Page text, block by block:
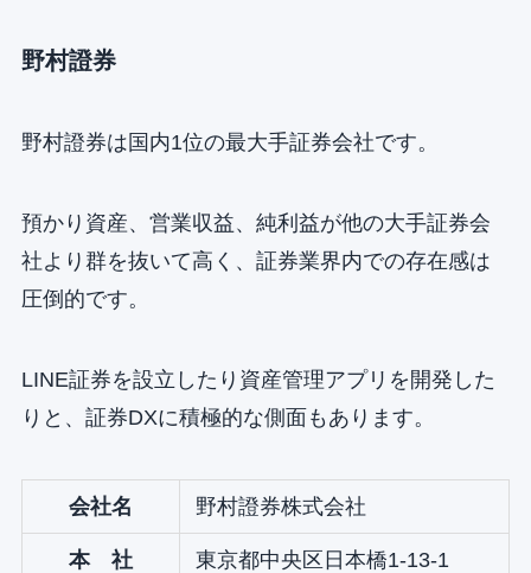
野村證券
野村證券は国内1位の最大手証券会社です。
預かり資産、営業収益、純利益が他の大手証券会
社より群を抜いて高く、証券業界内での存在感は
圧倒的です。
LINE証券を設立したり資産管理アプリを開発した
りと、証券DXに積極的な側面もあります。
会社名 野村證券株式会社
本 社 東京都中央区日本橋1-13-1